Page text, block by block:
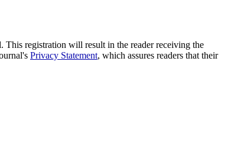
registration will result in the reader receiving the
Privacy Statement, which assures readers that their